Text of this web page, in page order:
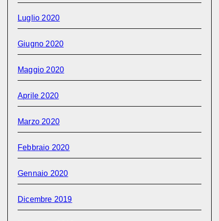
Luglio 2020
Giugno 2020
Maggio 2020
Aprile 2020
Marzo 2020
Febbraio 2020
Gennaio 2020
Dicembre 2019